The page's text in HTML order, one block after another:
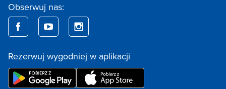
Obserwuj nas:
Rezerwuj wygodniej w aplikacji